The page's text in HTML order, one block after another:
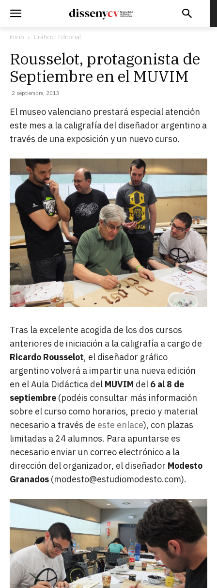
Inicio Gráfico I Editorial
Rousselot, protagonista de
Septiembre en el MUVIM
2 septiembre, 2013
El museo valenciano prestará especial atención
este mes a la caligrafía del diseñador argentino a
través de una exposición y un nuevo curso.
Tras la excelente acogida de los dos cursos
anteriores de iniciación a la caligrafía a cargo de
Ricardo Rousselot, el diseñador gráfico
argentino volverá a impartir una nueva edición
en el Aula Didáctica del MUVIM del 6 al 8 de
septiembre (podéis consultar más información
sobre el curso como horarios, precio y material
necesario a través de este enlace), con plazas
limitadas a 24 alumnos. Para apuntarse es
necesario enviar un correo electrónico a la
dirección del organizador, el diseñador Modesto
Granados (modesto@estudiomodesto.com).